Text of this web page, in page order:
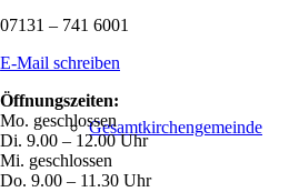
Gesamtkirchengemeinde
07131 – 741 6001
E-Mail schreiben
Öffnungszeiten:
Mo. geschlossen
Di. 9.00 – 12.00 Uhr
Mi. geschlossen
Do. 9.00 – 11.30 Uhr